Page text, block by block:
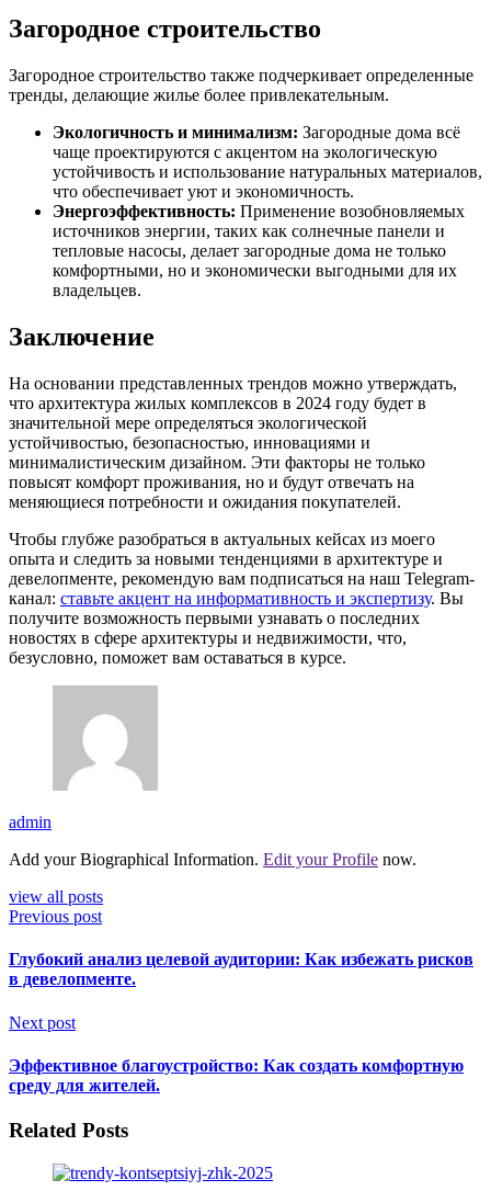
Загородное строительство
Загородное строительство также подчеркивает определенные
тренды, делающие жилье более привлекательным.
Экологичность и минимализм: Загородные дома всё
чаще проектируются с акцентом на экологическую
устойчивость и использование натуральных материалов,
что обеспечивает уют и экономичность.
Энергоэффективность: Применение возобновляемых
источников энергии, таких как солнечные панели и
тепловые насосы, делает загородные дома не только
комфортными, но и экономически выгодными для их
владельцев.
Заключение
На основании представленных трендов можно утверждать,
что архитектура жилых комплексов в 2024 году будет в
значительной мере определяться экологической
устойчивостью, безопасностью, инновациями и
минималистическим дизайном. Эти факторы не только
повысят комфорт проживания, но и будут отвечать на
меняющиеся потребности и ожидания покупателей.
Чтобы глубже разобраться в актуальных кейсах из моего
опыта и следить за новыми тенденциями в архитектуре и
девелопменте, рекомендую вам подписаться на наш Telegram-
канал: ставьте акцент на информативность и экспертизу. Вы
получите возможность первыми узнавать о последних
новостях в сфере архитектуры и недвижимости, что,
безусловно, поможет вам оставаться в курсе.
admin
Add your Biographical Information. Edit your Profile now.
view all posts
Previous post
Глубокий анализ целевой аудитории: Как избежать рисков
в девелопменте.
Next post
Эффективное благоустройство: Как создать комфортную
среду для жителей.
Related Posts